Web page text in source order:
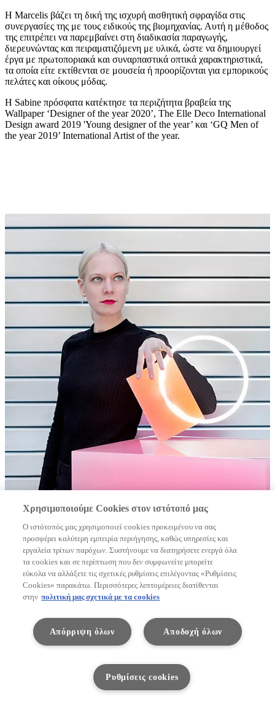
Η Marcelis βάζει τη δική της ισχυρή αισθητική σφραγίδα στις
συνεργασίες της με τους ειδικούς της βιομηχανίας. Αυτή η μέθοδος
της επιτρέπει να παρεμβαίνει στη διαδικασία παραγωγής,
διερευνώντας και πειραματιζόμενη με υλικά, ώστε να δημιουργεί
έργα με πρωτοποριακά και συναρπαστικά οπτικά χαρακτηριστικά,
τα οποία είτε εκτίθενται σε μουσεία ή προορίζονται για εμπορικούς
πελάτες και οίκους μόδας.
Η Sabine πρόσφατα κατέκτησε τα περιζήτητα βραβεία της
Wallpaper ‘Designer of the year 2020’, The Elle Deco International
Design award 2019 'Young designer of the year’ και ‘GQ Men of
the year 2019’ International Artist of the year.
Χρησιμοποιούμε Cookies στον ιστότοπό μας
Ο ιστότοπός μας χρησιμοποιεί cookies προκειμένου να σας
προσφέρει καλύτερη εμπειρία περιήγησης, καθώς υπηρεσίες και
εργαλεία τρίτων παρόχων. Συστήνουμε να διατηρήσετε ενεργά όλα
τα cookies και σε περίπτωση που δεν συμφωνείτε μπορείτε
εύκολα να αλλάξετε τις σχετικές ρυθμίσεις επιλέγοντας «Ρυθμίσεις
Cookies» παρακάτω. Περισσότερες λεπτομέρειες διατίθενται
στην πολιτική μας σχετικά με τα cookies
Αποδοχή όλων
Απόρριψη όλων
Ρυθμίσεις cookies